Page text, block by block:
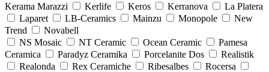
Kerama Marazzi
Kerlife Keros Kerranova
La Platera
Laparet
LB-Ceramics Mainzu Monopole
New
Trend
Novabell
NS Mosaic
NT Ceramic Ocean Ceramic
Pamesa
Ceramica
Paradyz Сeramika Porcelanite Dos
Realistik
Realonda
Rex Ceramiche Ribesalbes
Rocersa